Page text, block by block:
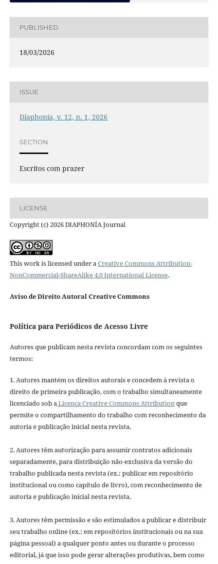
PUBLISHED
18/03/2026
ISSUE
Diaphonía, v. 12, n. 1, 2026
SECTION
Escritos com prazer
LICENSE
Copyright (c) 2026 DIAPHONÍA Journal
This work is licensed under aCreative Commons Attribution-
NonCommercial-ShareAlike 4.0 International License.
Aviso de Direito Autoral Creative Commons
Política para Periódicos de Acesso Livre
Autores que publicam nesta revista concordam com os seguintes
termos:
1. Autores mantém os direitos autorais e concedem à revista o
direito de primeira publicação, com o trabalho simultaneamente
licenciado sob aLicença Creative Commons Attributionque
permite o compartilhamento do trabalho com reconhecimento da
autoria e publicação inicial nesta revista.
2. Autores têm autorização para assumir contratos adicionais
separadamente, para distribuição não-exclusiva da versão do
trabalho publicada nesta revista (ex.: publicar em repositório
institucional ou como capítulo de livro), com reconhecimento de
autoria e publicação inicial nesta revista.
3. Autores têm permissão e são estimulados a publicar e distribuir
seu trabalho online (ex.: em repositórios institucionais ou na sua
página pessoal) a qualquer ponto antes ou durante o processo
editorial, já que isso pode gerar alterações produtivas, bem como